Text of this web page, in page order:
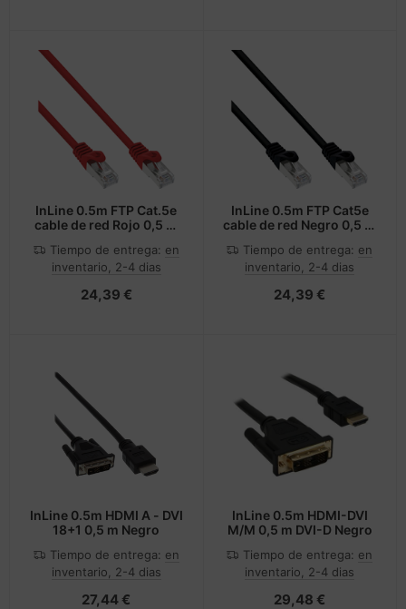
InLine 0.5m FTP Cat.5e
cable de red Rojo 0,5 m
Tiempo de entrega: en
inventario, 2-4 dias
24,39 €
InLine 0.5m FTP Cat5e
cable de red Negro 0,5 m
Tiempo de entrega: en
inventario, 2-4 dias
24,39 €
InLine 0.5m HDMI A - DVI
18+1 0,5 m Negro
Tiempo de entrega: en
inventario, 2-4 dias
27,44 €
InLine 0.5m HDMI-DVI
M/M 0,5 m DVI-D Negro
Tiempo de entrega: en
inventario, 2-4 dias
29,48 €